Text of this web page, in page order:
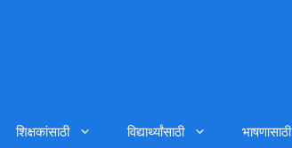
शिक्षकांसाठी विद्यार्थ्यांसाठी भाषणासाठी